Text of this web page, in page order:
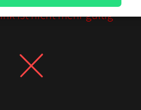
ist nicht mehr gültig